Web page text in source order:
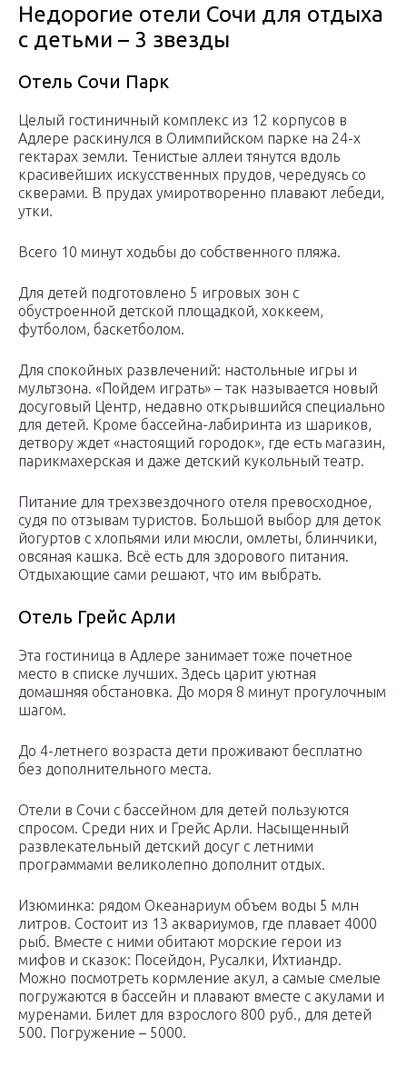
Недорогие отели Сочи для отдыха
с детьми – 3 звезды
Отель Сочи Парк
Целый гостиничный комплекс из 12 корпусов в
Адлере раскинулся в Олимпийском парке на 24-х
гектарах земли. Тенистые аллеи тянутся вдоль
красивейших искусственных прудов, чередуясь со
скверами. В прудах умиротворенно плавают лебеди,
утки.
Всего 10 минут ходьбы до собственного пляжа.
Для детей подготовлено 5 игровых зон с
обустроенной детской площадкой, хоккеем,
футболом, баскетболом.
Для спокойных развлечений: настольные игры и
мультзона. «Пойдем играть» – так называется новый
досуговый Центр, недавно открывшийся специально
для детей. Кроме бассейна-лабиринта из шариков,
детвору ждет «настоящий городок», где есть магазин,
парикмахерская и даже детский кукольный театр.
Питание для трехзвездочного отеля превосходное,
судя по отзывам туристов. Большой выбор для деток
йогуртов с хлопьями или мюсли, омлеты, блинчики,
овсяная кашка. Всё есть для здорового питания.
Отдыхающие сами решают, что им выбрать.
Отель Грейс Арли
Эта гостиница в Адлере занимает тоже почетное
место в списке лучших. Здесь царит уютная
домашняя обстановка. До моря 8 минут прогулочным
шагом.
До 4-летнего возраста дети проживают бесплатно
без дополнительного места.
Отели в Сочи с бассейном для детей пользуются
спросом. Среди них и Грейс Арли. Насыщенный
развлекательный детский досуг с летними
программами великолепно дополнит отдых.
Изюминка: рядом Океанариум объем воды 5 млн
литров. Состоит из 13 аквариумов, где плавает 4000
рыб. Вместе с ними обитают морские герои из
мифов и сказок: Посейдон, Русалки, Ихтиандр.
Можно посмотреть кормление акул, а самые смелые
погружаются в бассейн и плавают вместе с акулами и
муренами. Билет для взрослого 800 руб., для детей
500. Погружение – 5000.